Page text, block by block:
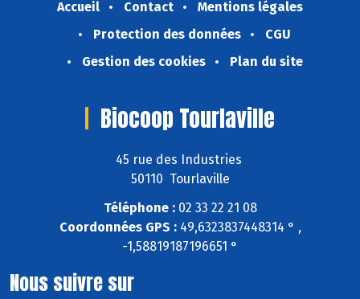
Accueil Contact
Mentions légales
Protection des données
CGU
Gestion des cookies
Plan du site
Biocoop Tourlaville
45 rue des Industries
50110 Tourlaville
Téléphone :02 33 22 21 08
Coordonnées GPS :49,6323837448314 ° ,
-1,58819187196651 °
Nous suivre sur